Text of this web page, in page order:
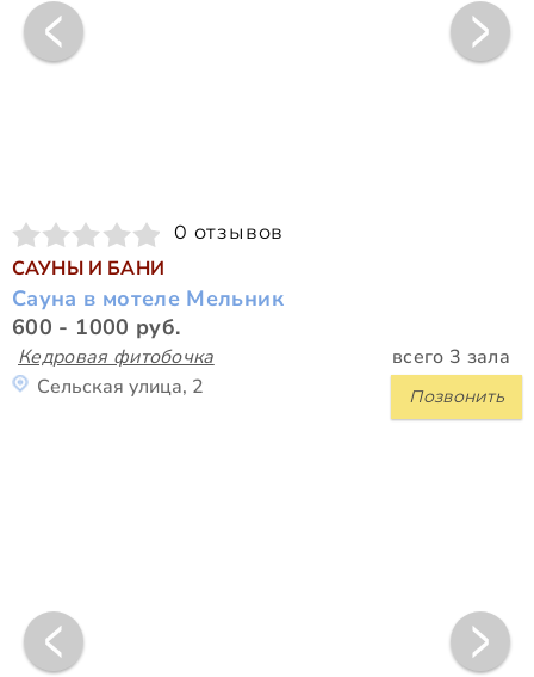
0 отзывов
САУНЫ И БАНИ
Сауна в мотеле Мельник
600 - 1000 руб.
Кедровая фитобочка всего 3 зала
Позвонить
Сельская улица, 2